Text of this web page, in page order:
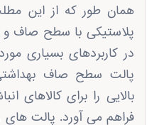
همان طور که از این
پلاستیکی با سطح صاف و
در کاربردهای بسیاری
پالت سطح صاف
بالایی را برای کالاهای
فراهم می آورد. پالت